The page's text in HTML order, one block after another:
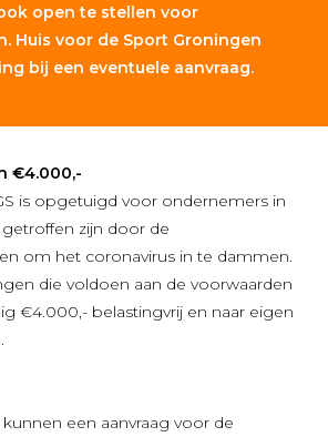
open te stellen voor
Huis voor de Sport Groningen
bij een eventuele aanvraag.
€4.000,-
is opgetuigd voor ondernemers in
zijn door de
om het coronavirus in te dammen.
die voldoen aan de voorwaarden
€4.000,- belastingvrij en naar eigen
een aanvraag voor de